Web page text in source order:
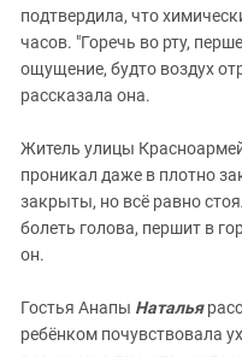
подтвердила, что
часов. "Горечь во рту,
ощущение, будто воздух
рассказала она.
Житель улицы
проникал даже в плотно
закрыты, но всё равно
болеть голова, першит в
он.
Гостья Анапы Наталья
ребёнком почувствовала